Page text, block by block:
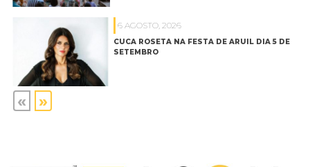
6 AGOSTO, 2026
CUCA ROSETA NA FESTA DE ARUIL DIA 5 DE
SETEMBRO
« »